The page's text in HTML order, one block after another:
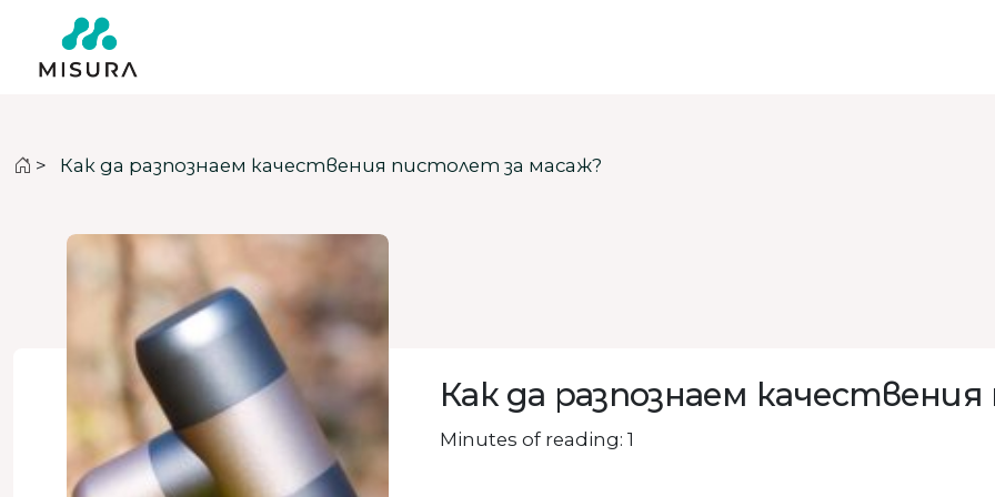
> Как да разпознаем качествения пистолет за масаж?
Как да разпознаем
Minutes of reading: 1